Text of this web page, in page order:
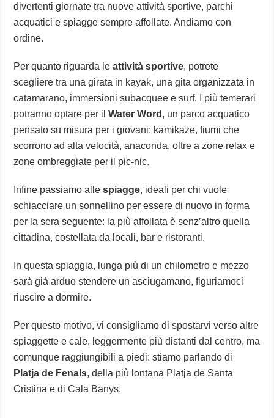
divertenti giornate tra nuove attività sportive, parchi
acquatici e spiagge sempre affollate. Andiamo con
ordine.
Per quanto riguarda leattività sportive, potrete
scegliere tra una girata in kayak, una gita organizzata in
catamarano, immersioni subacquee e surf. I più temerari
potranno optare per ilWater Word , un parco acquatico
pensato su misura per i giovani: kamikaze, fiumi che
scorrono ad alta velocità, anaconda, oltre a zone relax e
zone ombreggiate per il pic-nic.
Infine passiamo allespiagge, ideali per chi vuole
schiacciare un sonnellino per essere di nuovo in forma
per la sera seguente: la più affollata è senz’altro quella
cittadina, costellata da locali, bar e ristoranti.
In questa spiaggia, lunga più di un chilometro e mezzo
sarà già arduo stendere un asciugamano, figuriamoci
riuscire a dormire.
Per questo motivo, vi consigliamo di spostarvi verso altre
spiaggette e cale, leggermente più distanti dal centro, ma
comunque raggiungibili a piedi: stiamo parlando di
Platja de Fenals, della più lontana Platja de Santa
Cristina e di Cala Banys.